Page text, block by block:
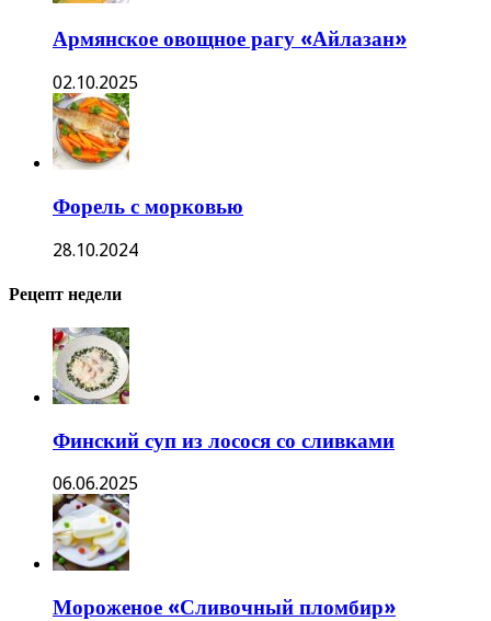
Армянское овощное рагу «Айлазан»
02.10.2025
Форель с морковью
28.10.2024
Рецепт недели
Финский суп из лосося со сливками
06.06.2025
Мороженое «Сливочный пломбир»